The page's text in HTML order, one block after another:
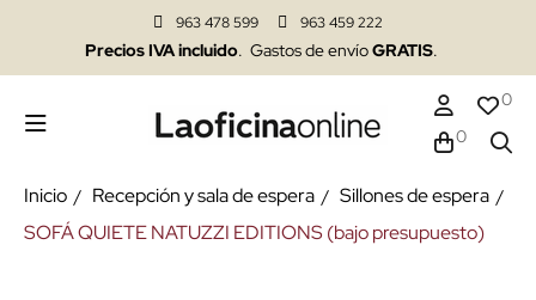
963 478 599 963 459 222
Precios IVA incluido. Gastos de envíoGRATIS.
0
0
Inicio Recepción y sala de espera
Sillones de espera
SOFÁ QUIETE NATUZZI EDITIONS (bajo presupuesto)